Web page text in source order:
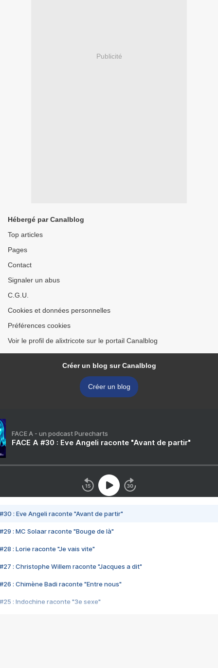
Publicité
Hébergé par Canalblog
Top articles
Pages
Contact
Signaler un abus
C.G.U.
Cookies et données personnelles
Préférences cookies
Voir le profil de alixtricote sur le portail Canalblog
Créer un blog sur Canalblog
Créer un blog
FACE A - un podcast Purecharts
FACE A #30 : Eve Angeli raconte "Avant de partir"
#30 : Eve Angeli raconte "Avant de partir"
#29 : MC Solaar raconte "Bouge de là"
#28 : Lorie raconte "Je vais vite"
#27 : Christophe Willem raconte "Jacques a dit"
#26 : Chimène Badi raconte "Entre nous"
#25 : Indochine raconte "3e sexe"